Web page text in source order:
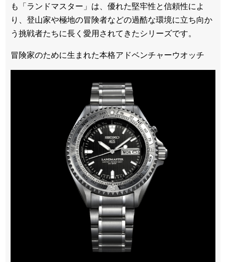
も「ランドマスター」は、優れた堅牢性と信頼性によ
り、登山家や極地の冒険者などの過酷な環境に立ち向か
う挑戦者たちに長く愛用されてきたシリーズです。
冒険家のために生まれた本格アドベンチャーウオッチ